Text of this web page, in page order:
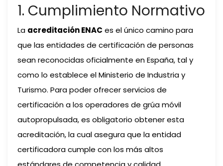
1. Cumplimiento Normativo
La acreditación ENAC es el único camino para
que las entidades de certificación de personas
sean reconocidas oficialmente en España, tal y
como lo establece el Ministerio de Industria y
Turismo. Para poder ofrecer servicios de
certificación a los operadores de grúa móvil
autopropulsada, es obligatorio obtener esta
acreditación, la cual asegura que la entidad
certificadora cumple con los más altos